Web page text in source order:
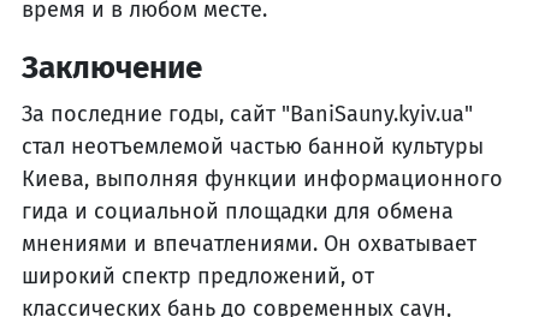
время и в любом месте.
Заключение
За последние годы, сайт "BaniSauny.kyiv.ua"
стал неотъемлемой частью банной культуры
Киева, выполняя функции информационного
гида и социальной площадки для обмена
мнениями и впечатлениями. Он охватывает
широкий спектр предложений, от
классических бань до современных саун,